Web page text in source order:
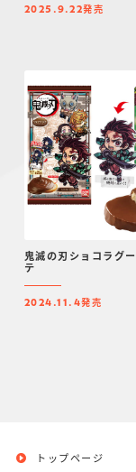
2025.9.22発売
鬼滅の刃ショコラグー
テ
2024.11.4発売
トップページ